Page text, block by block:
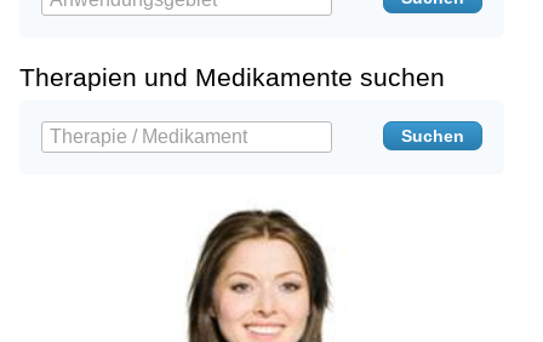
Therapien und Medikamente suchen